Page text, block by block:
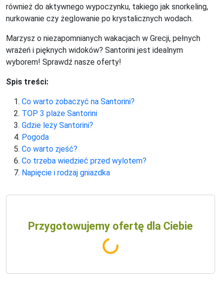
również do aktywnego wypoczynku, takiego jak snorkeling,
nurkowanie czy żeglowanie po krystalicznych wodach.
Marzysz o niezapomnianych wakacjach w Grecji, pełnych
wrażeń i pięknych widoków? Santorini jest idealnym
wyborem! Sprawdź nasze oferty!
Spis treści:
Co warto zobaczyć na Santorini?
TOP 3 plaże Santorini
Gdzie leży Santorini?
Pogoda
Co warto zjeść?
Co trzeba wiedzieć przed wylotem?
Napięcie i rodzaj gniazdka
Przygotowujemy ofertę dla Ciebie